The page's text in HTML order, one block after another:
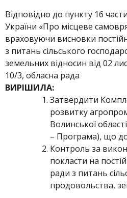
Відповідно до пункту 16
України «Про місцеве
враховуючи висновки
з питань сільського
земельних відносин від 02
10/3, обласна рада
ВИРІШИЛА:
Затвердити
розвитку
Волинської
– Програма), що
Контроль за
покласти на
ради з питань
продовольства,